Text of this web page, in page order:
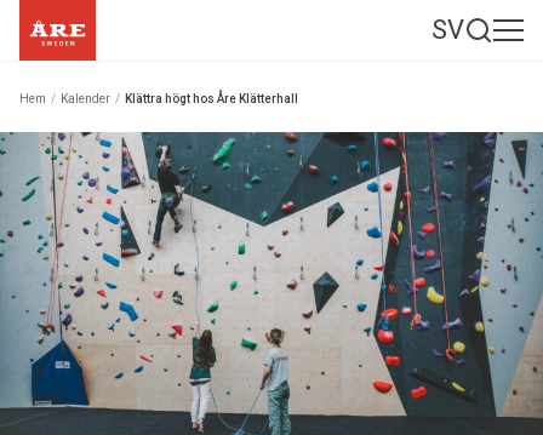
SV
Hem / Kalender / Klättra högt hos Åre Klätterhall